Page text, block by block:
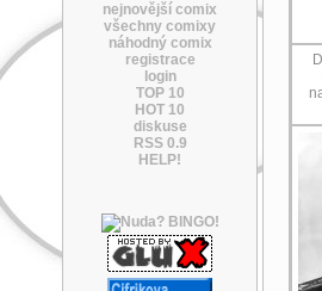
nejnovější comix
všechny comixy
náhodný comix
registrace
login
TOP 10
HOT 10
diskuse
RSS 0.9
HELP!